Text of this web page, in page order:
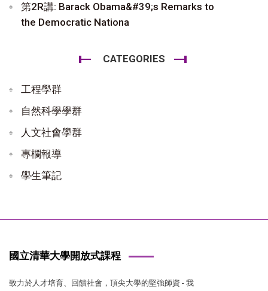
第2R講: Barack Obama&#39;s Remarks to
the Democratic Nationa
CATEGORIES
工程學群
自然科學學群
人文社會學群
專欄報導
學生筆記
國立清華大學開放式課程
致力於人才培育、回饋社會，頂尖大學的堅強師資 - 我